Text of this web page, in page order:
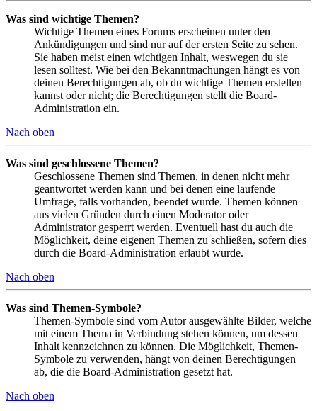
Was sind wichtige Themen?
Wichtige Themen eines Forums erscheinen unter den
Ankündigungen und sind nur auf der ersten Seite zu sehen.
Sie haben meist einen wichtigen Inhalt, weswegen du sie
lesen solltest. Wie bei den Bekanntmachungen hängt es von
deinen Berechtigungen ab, ob du wichtige Themen erstellen
kannst oder nicht; die Berechtigungen stellt die Board-
Administration ein.
Nach oben
Was sind geschlossene Themen?
Geschlossene Themen sind Themen, in denen nicht mehr
geantwortet werden kann und bei denen eine laufende
Umfrage, falls vorhanden, beendet wurde. Themen können
aus vielen Gründen durch einen Moderator oder
Administrator gesperrt werden. Eventuell hast du auch die
Möglichkeit, deine eigenen Themen zu schließen, sofern dies
durch die Board-Administration erlaubt wurde.
Nach oben
Was sind Themen-Symbole?
Themen-Symbole sind vom Autor ausgewählte Bilder, welche
mit einem Thema in Verbindung stehen können, um dessen
Inhalt kennzeichnen zu können. Die Möglichkeit, Themen-
Symbole zu verwenden, hängt von deinen Berechtigungen
ab, die die Board-Administration gesetzt hat.
Nach oben